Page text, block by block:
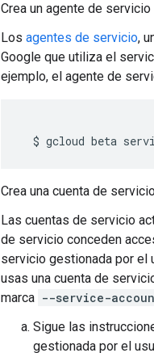
Crea un agente de servicio
Los agentes de servicio,
Google que utiliza el
ejemplo, el agente de
$ gcloud beta
Crea una cuenta de
Las cuentas de servicio
de servicio conceden
servicio gestionada por el
usas una cuenta de
marca --service-
Sigue las
gestionada por el